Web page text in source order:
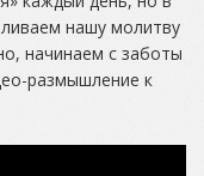
нашу молитву
начинаем с заботы
размышление к